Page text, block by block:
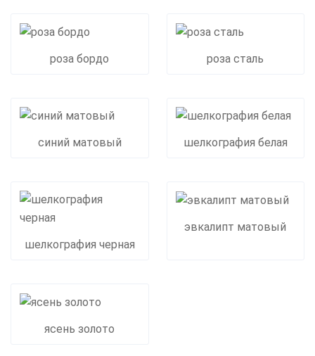
роза бордо роза сталь
синий матовый шелкография белая
шелкография черная
эвкалипт матовый
ясень золото